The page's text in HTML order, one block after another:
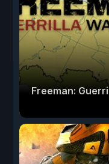
Freeman: